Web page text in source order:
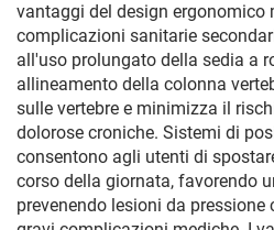
vantaggi del design ergonomico
complicazioni sanitarie
all'uso prolungato della sedia a
allineamento della colonna
sulle vertebre e minimizza il
dolorose croniche. Sistemi di
consentono agli utenti di
corso della giornata, favorendo
prevenendo lesioni da pressione